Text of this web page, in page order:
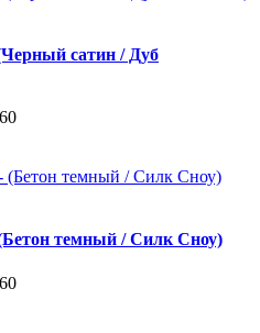
сатин / Дуб
темный / Силк Сноу)